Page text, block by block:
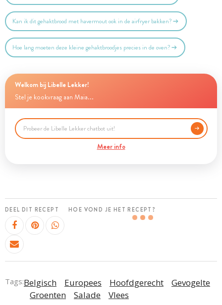
Kan ik dit gehaktbrood met havermout ook in de airfryer bakken?
Hoe lang moeten deze kleine gehaktbroodjes precies in de oven?
Welkom bij Libelle Lekker!
Stel je kookvraag aan Maia...
Meer info
DEEL DIT RECEPT HOE VOND JE HET RECEPT?
Tags:Belgisch Europees Hoofdgerecht
Gevogelte
Groenten
Salade Vlees